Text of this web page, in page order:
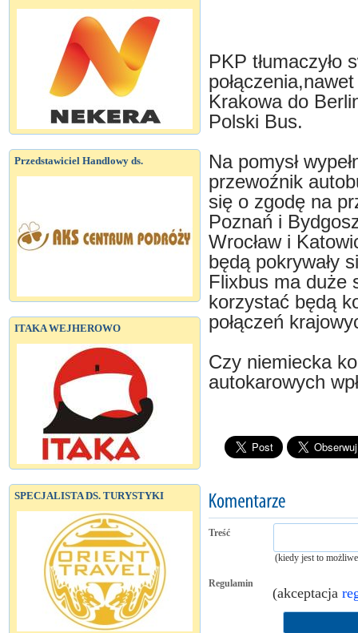
Przedstawiciel Handlowy ds.
ITAKA WEJHEROWO
SPECJALISTA DS. TURYSTYKI
PKP tłumaczyło
Krakowa do
Polski Bus.
Na pomysł
przewoźnik
się o zgodę na
Poznań i
Wrocław i
będą pokrywały
Flixbus ma duże
korzystać będą
połączeń
Czy niemiecka
autokarowych
Treść
(kiedy jest to
Regulamin
(akceptacja